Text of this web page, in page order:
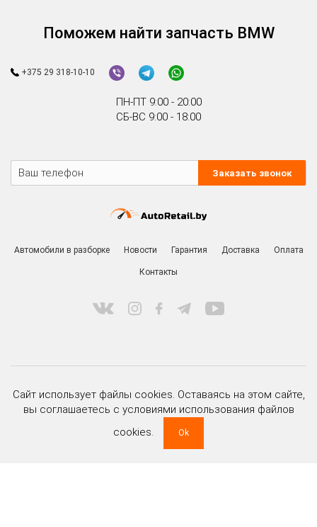
Поможем найти запчасть BMW
+375 29 318-10-10
ПН-ПТ 9:00 - 20:00
СБ-ВС 9:00 - 18:00
Заказать звонок
Автомобили в разборке Новости Гарантия Доставка Оплата
Контакты
зарегистрировано Мингорисполкомом 20 марта 2012 г.
Юридический и почтовый адрес:
220020 г. Минск, ул. Тимирязева, д. 85а, пом. 204
Сайт использует файлы cookies. Оставаясь на этом сайте,
вы соглашаетесь с условиями использования файлов
cookies.
Ok